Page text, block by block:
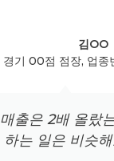
매출은 2배 올랐
하는 일은 비슷
김OO
경기 00점 점장, 업종